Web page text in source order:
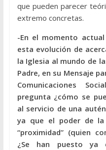
que pueden parecer
extremo concretas.
-En el momento
esta evolución de
la Iglesia al mundo de
Padre, en su Mensaje
Comunicaciones
pregunta ¿cómo se
al servicio de una
ya que el poder de
“proximidad” (quien
¿Se han puesto ya